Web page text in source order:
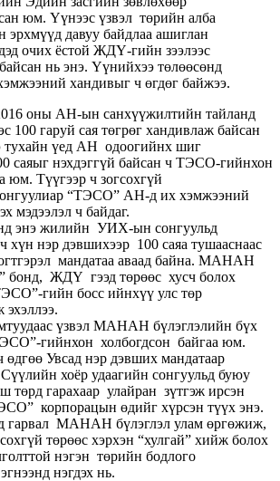
юм. Үүнээс үзвэл төрийн алба
эрхмүүд давуу байдлаа ашиглан
очих ёстой ЖДҮ-гийн зээлээс
нь энэ. Үүнийхээ төлөөсөнд
хандивыг ч өгдөг байжээ.
оны АН-ын санхүүжилтийн тайланд
100 гаруй сая төгрөг хандивлаж байсан
тухайн үед АН одоогийнх шиг
саяыг нэхдэггүй байсан ч ТЭСО-гийнхон
юм. Түүгээр ч зогсохгүй
“ТЭСО” АН-д их хэмжээний
мэдээлэл ч байдаг.
энэ жилийн УИХ-ын сонгуульд
хүн нэр дэвшихээр 100 саяа тушааснаас
мандатаа аваад байна. МАНАН
бонд, ЖДҮ гээд төрөөс хусч болох
гийн босс ийнхүү улс төр
эхэллээ.
үзвэл МАНАН бүлэглэлийн бүх
гийнхон холбогдсон байгаа юм.
Увсад нэр дэвших мандатаар
хоёр удаагийн сонгуульд буюу
төрд гарахаар улайран зүтгэж ирсэн
корпорацын өдийг хүрсэн түүх энэ.
гарвал МАНАН бүлэглэл улам өргөжиж,
төрөөс хэрхэн “хулгай” хийж болох
нэгэн төрийн бодлого
нэгдэх нь.